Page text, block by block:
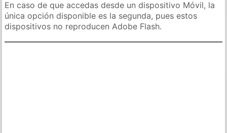
En caso de que accedas desde un dispositivo Móvil, la
única opción disponible es la segunda, pues estos
dispositivos no reproducen Adobe Flash.